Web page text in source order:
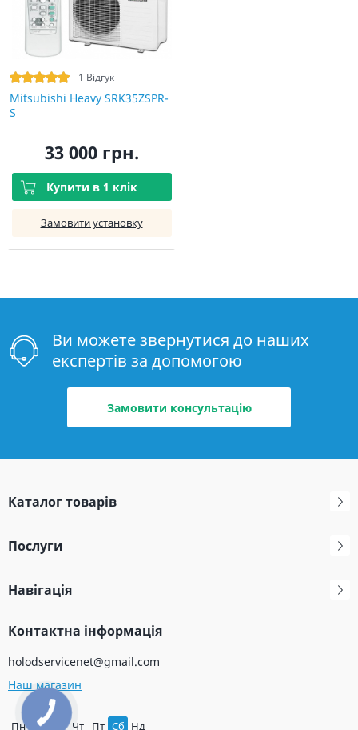
1 Відгук
Mitsubishi Heavy SRK35ZSPR-
S
33 000 грн.
Купити в 1 клік
Замовити установку
Ви можете звернутися до наших
експертів за допомогою
Замовити консультацію
Каталог товарів
Послуги
Навігація
Контактна інформація
holodservicenet@gmail.com
Наш магазин
Пн Вт Чт Пт Сб Нд